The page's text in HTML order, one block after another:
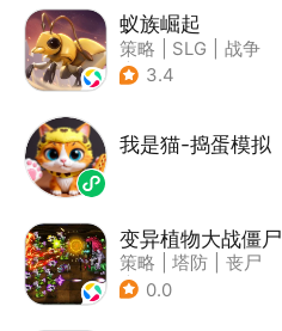
蚁族崛起
策略 SLG
战争
| 卡通
3.4
我是猫-捣蛋模拟
变异植物大战僵尸
策略 塔防
丧尸
| 卡通
0.0